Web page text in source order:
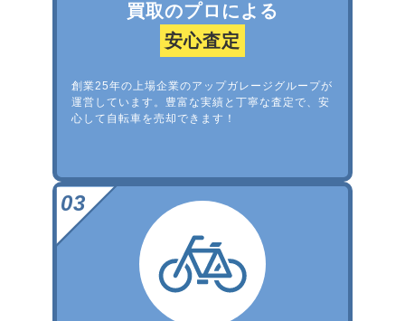
買取のプロによる
安心査定
創業25年の上場企業のアップガレージグループが
運営しています。豊富な実績と丁寧な査定で、安
心して自転車を売却できます！